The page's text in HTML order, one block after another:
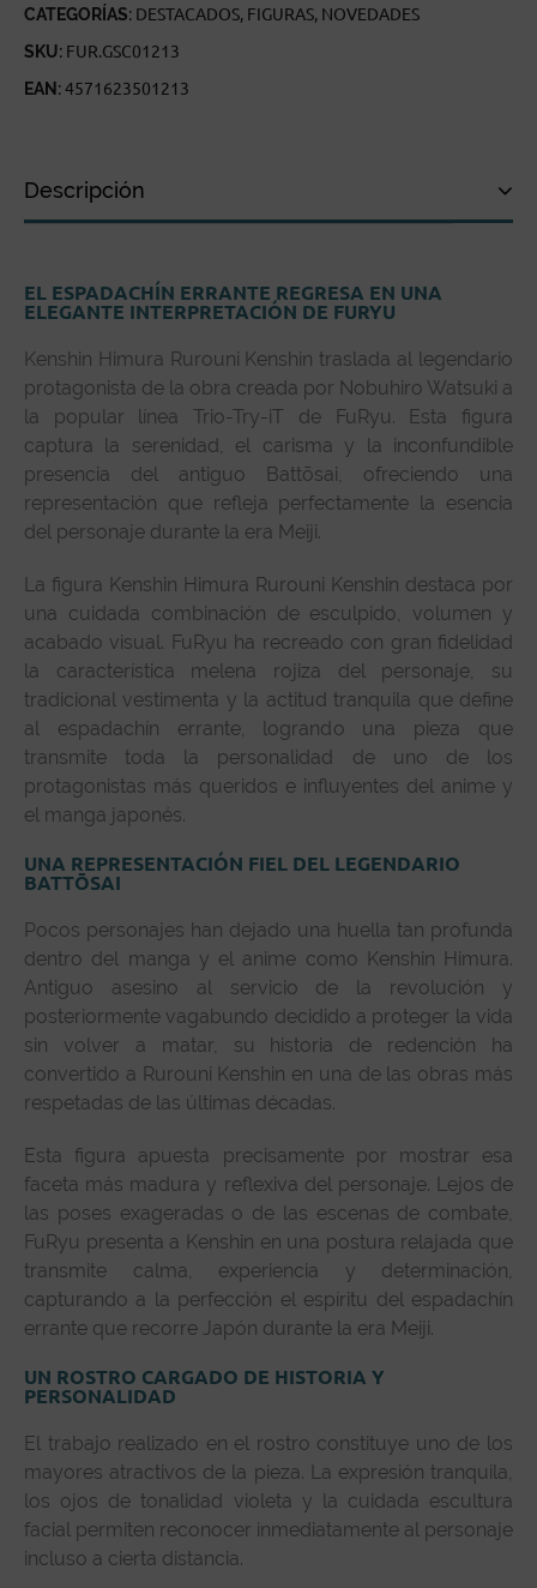
CATEGORÍAS: DESTACADOS, FIGURAS, NOVEDADES
SKU: FUR.GSC01213
EAN:4571623501213
Descripción
Especificaciones técnicas
Reseñas de clientes
EL ESPADACHÍN ERRANTE REGRESA EN UNA
ELEGANTE INTERPRETACIÓN DE FURYU
Kenshin Himura Rurouni Kenshin traslada al legendario
protagonista de la obra creada por Nobuhiro Watsuki a
la popular línea Trio-Try-iT de FuRyu. Esta figura
captura la serenidad, el carisma y la inconfundible
presencia del antiguo Battōsai, ofreciendo una
representación que refleja perfectamente la esencia
del personaje durante la era Meiji.
La figura Kenshin Himura Rurouni Kenshin destaca por
una cuidada combinación de esculpido, volumen y
acabado visual. FuRyu ha recreado con gran fidelidad
la característica melena rojiza del personaje, su
tradicional vestimenta y la actitud tranquila que define
al espadachín errante, logrando una pieza que
transmite toda la personalidad de uno de los
protagonistas más queridos e influyentes del anime y
el manga japonés.
UNA REPRESENTACIÓN FIEL DEL LEGENDARIO
BATTŌSAI
Pocos personajes han dejado una huella tan profunda
dentro del manga y el anime como Kenshin Himura.
Antiguo asesino al servicio de la revolución y
posteriormente vagabundo decidido a proteger la vida
sin volver a matar, su historia de redención ha
convertido a Rurouni Kenshin en una de las obras más
respetadas de las últimas décadas.
Esta figura apuesta precisamente por mostrar esa
faceta más madura y reflexiva del personaje. Lejos de
las poses exageradas o de las escenas de combate,
FuRyu presenta a Kenshin en una postura relajada que
transmite calma, experiencia y determinación,
capturando a la perfección el espíritu del espadachín
errante que recorre Japón durante la era Meiji.
UN ROSTRO CARGADO DE HISTORIA Y
PERSONALIDAD
El trabajo realizado en el rostro constituye uno de los
mayores atractivos de la pieza. La expresión tranquila,
los ojos de tonalidad violeta y la cuidada escultura
facial permiten reconocer inmediatamente al personaje
incluso a cierta distancia.